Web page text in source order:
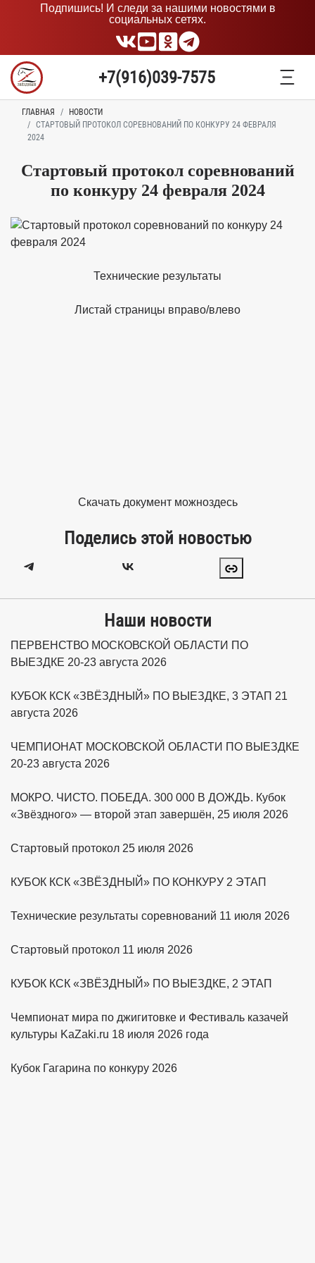
Подпишись! И следи за нашими новостями в
социальных сетях.
+7(916)039-7575
ГЛАВНАЯ
НОВОСТИ
СТАРТОВЫЙ ПРОТОКОЛ СОРЕВНОВАНИЙ ПО КОНКУРУ 24 ФЕВРАЛЯ
2024
Стартовый протокол соревнований
по конкуру 24 февраля 2024
Технические результаты
Листай страницы вправо/влево
Скачать документ можноздесь
Поделись этой новостью
Наши новости
ПЕРВЕНСТВО МОСКОВСКОЙ ОБЛАСТИ ПО
ВЫЕЗДКЕ 20-23 августа 2026
КУБОК КСК «ЗВЁЗДНЫЙ» ПО ВЫЕЗДКЕ, 3 ЭТАП 21
августа 2026
ЧЕМПИОНАТ МОСКОВСКОЙ ОБЛАСТИ ПО ВЫЕЗДКЕ
20-23 августа 2026
МОКРО. ЧИСТО. ПОБЕДА. 300 000 В ДОЖДЬ. Кубок
«Звёздного» — второй этап завершён, 25 июля 2026
Стартовый протокол 25 июля 2026
КУБОК КСК «ЗВЁЗДНЫЙ» ПО КОНКУРУ 2 ЭТАП
Технические результаты соревнований 11 июля 2026
Стартовый протокол 11 июля 2026
КУБОК КСК «ЗВЁЗДНЫЙ» ПО ВЫЕЗДКЕ, 2 ЭТАП
Чемпионат мира по джигитовке и Фестиваль казачей
культуры KaZaki.ru 18 июля 2026 года
Кубок Гагарина по конкуру 2026